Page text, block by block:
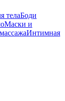
телаБоди
Маски и
Интимная